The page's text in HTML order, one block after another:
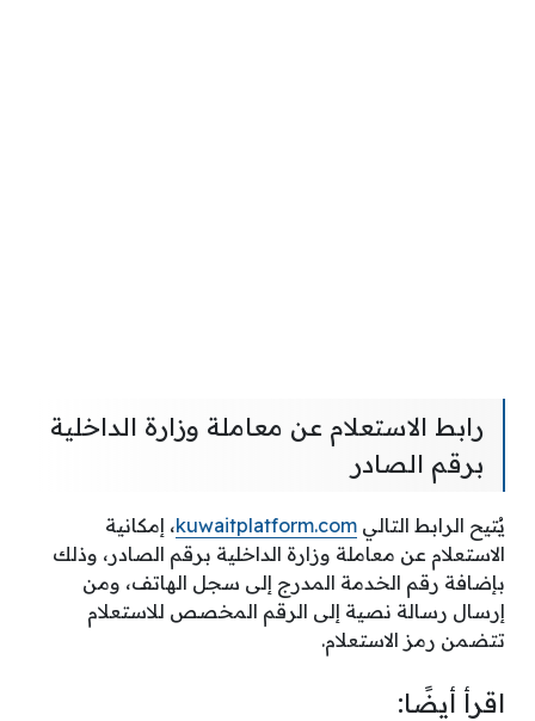
رابط الاستعلام عن معاملة وزارة الداخلية
برقم الصادر
يُتيح الرابط التالي kuwaitplatform.com، إمكانية
الاستعلام عن معاملة وزارة الداخلية برقم الصادر، وذلك
بإضافة رقم الخدمة المدرج إلى سجل الهاتف، ومن
إرسال رسالة نصية إلى الرقم المخصص للاستعلام
تتضمن رمز الاستعلام.
اقرأ أيضًا: